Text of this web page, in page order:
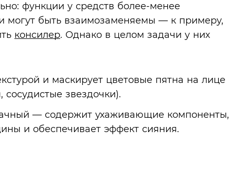
функции у средств более-менее
могут быть взаимозаменяемы — к примеру,
консилер. Однако в целом задачи у них
и маскирует цветовые пятна на лице
звездочки).
— содержит ухаживающие компоненты,
и обеспечивает эффект сияния.